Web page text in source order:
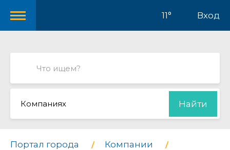
11° Вход
Компаниях Найти
Портал города
Компании